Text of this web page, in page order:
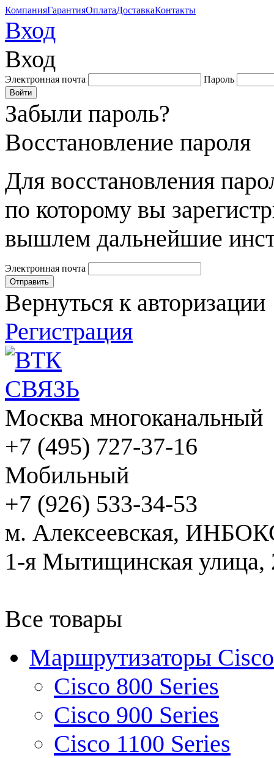
КомпанияГарантияОплатаДоставкаКонтакты
Вход
Вход
Электронная почта Пароль
Забыли пароль?
Восстановление пароля
Для восстановления
по которому вы
вышлем дальнейшие
Электронная почта
Вернуться к авторизации
Регистрация
Москва многоканальный
+7 (495) 727-37-16
Мобильный
+7 (926) 533-34-53
м. Алексеевская,
1-я Мытищинская улица,
Все товары
Маршрутизаторы Cisco
Cisco 800 Series
Cisco 900 Series
Cisco 1100 Series